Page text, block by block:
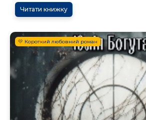
Читати книжку
💛 Короткий любовний роман